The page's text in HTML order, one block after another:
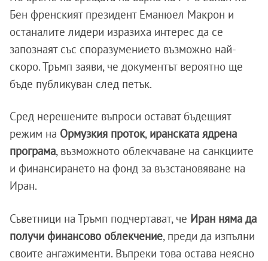
Бен френският президент Еманюел Макрон и
останалите лидери изразиха интерес да се
запознаят със споразумението възможно най-
скоро. Тръмп заяви, че документът вероятно ще
бъде публикуван след петък.
Сред нерешените въпроси остават бъдещият
режим на Ормузкия проток, иранската ядрена
програма, възможното облекчаване на санкциите
и финансирането на фонд за възстановяване на
Иран.
Съветници на Тръмп подчертават, че Иран няма да
получи финансово облекчение, преди да изпълни
своите ангажименти. Въпреки това остава неясно